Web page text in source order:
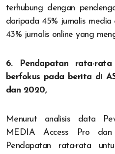
terhubung dengan
daripada 45% jurnalis media
43% jurnalis online yang
6. Pendapatan rata-
berfokus pada berita di
dan 2020,
Menurut analisis data
MEDIA Access Pro dan
Pendapatan rata-rata